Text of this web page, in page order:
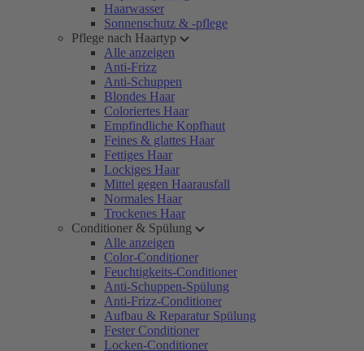
Haarwasser
Sonnenschutz & -pflege
Pflege nach Haartyp
Alle anzeigen
Anti-Frizz
Anti-Schuppen
Blondes Haar
Coloriertes Haar
Empfindliche Kopfhaut
Feines & glattes Haar
Fettiges Haar
Lockiges Haar
Mittel gegen Haarausfall
Normales Haar
Trockenes Haar
Conditioner & Spülung
Alle anzeigen
Color-Conditioner
Feuchtigkeits-Conditioner
Anti-Schuppen-Spülung
Anti-Frizz-Conditioner
Aufbau & Reparatur Spülung
Fester Conditioner
Locken-Conditioner